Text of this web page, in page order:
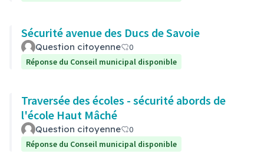
Sécurité avenue des Ducs de Savoie
Question citoyenne
0
Réponse du Conseil municipal disponible
Traversée des écoles - sécurité abords de
l'école Haut Mâché
Question citoyenne
0
Réponse du Conseil municipal disponible